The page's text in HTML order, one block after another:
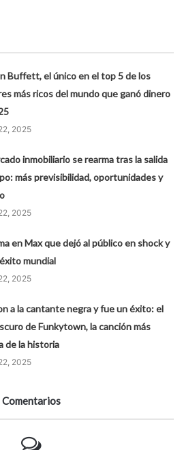
Buffett, el único en el top 5 de los
más ricos del mundo que ganó dinero
2025
inmobiliario se rearma tras la salida
más previsibilidad, oportunidades y
2025
en Max que dejó al público en shock y
mundial
2025
a la cantante negra y fue un éxito: el
de Funkytown, la canción más
de la historia
2025
Comentarios